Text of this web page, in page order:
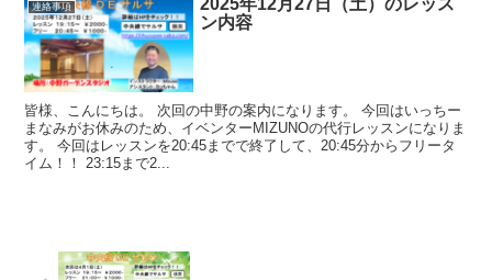
連絡事項
ン内容
皆様、こんにちは。 次回の中野の案内になります。 今回はいっちー
まなみがお休みのため、イベンターMIZUNOの代行レッスンになりま
す。 今回はレッスンを20:45までで終了して、20:45分からフリータ
イム！！ 23:15まで2...